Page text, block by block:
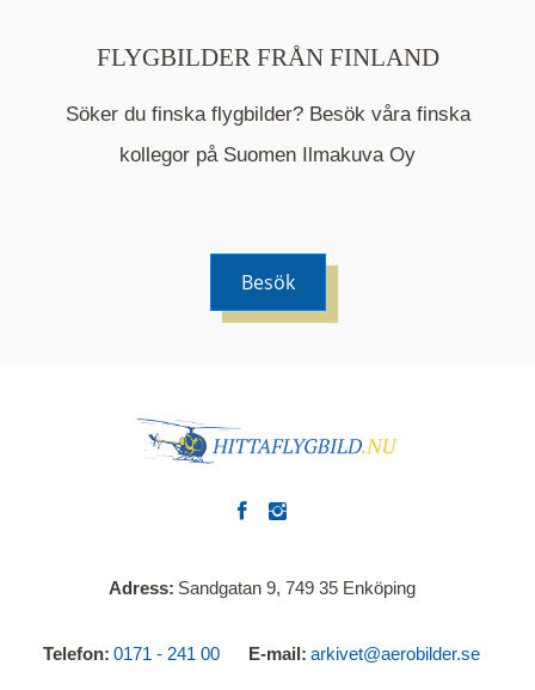
Mappen är en medelpunkt över fotat område och
kommer nu visa de fastigheter som finns just här.
FLYGBILDER FRÅN FINLAND
Söker du finska flygbilder? Besök våra finska
kollegor på Suomen Ilmakuva Oy
Besök
Adress Sandgatan 9, 749 35 Enköping
Telefon 0171 - 241 00 E-mail arkivet@aerobilder.se